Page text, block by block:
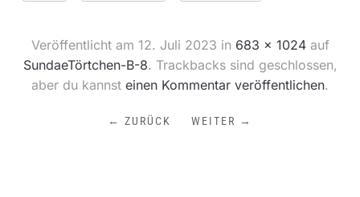
Veröffentlicht am 12. Juli 2023 in 683 × 1024auf
SundaeTörtchen-B-8. Trackbacks sind geschlossen,
aber du kannst einen Kommentar veröffentlichen.
← ZURÜCK WEITER →